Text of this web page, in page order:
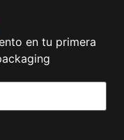
en tu primera